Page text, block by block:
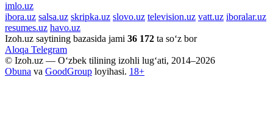
imlo.uz
ibora.uz salsa.uz skripka.uz slovo.uz television.uz vatt.uz iboralar.uz
resumes.uz havo.uz
Izoh.uz saytining bazasida jami 36 172 ta so‘z bor
Aloqa Telegram
© Izoh.uz — O‘zbek tilining izohli lug‘ati, 2014–2026
Obuna va GoodGroup loyihasi. 18+